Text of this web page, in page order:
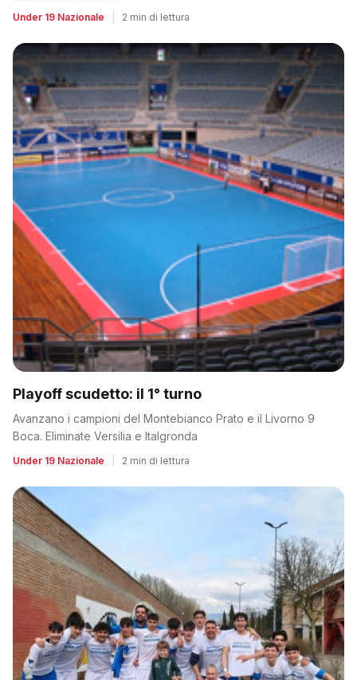
Under 19 Nazionale 2 min di lettura
Playoff scudetto: il 1° turno
Avanzano i campioni del Montebianco Prato e il Livorno 9
Boca. Eliminate Versilia e Italgronda
Under 19 Nazionale 2 min di lettura